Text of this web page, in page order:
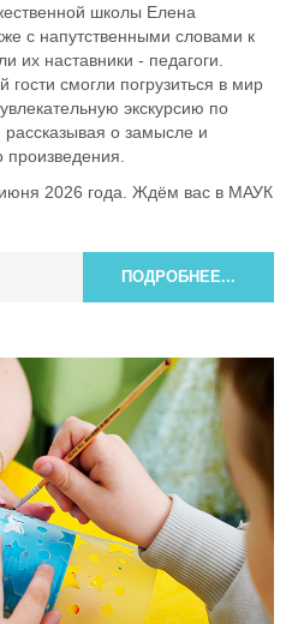
школы Елена
с напутственными словами к
их наставники - педагоги.
смогли погрузиться в мир
экскурсию по
о замысле и
произведения.
2026 года. Ждём вас в МАУК
ПОДРОБНЕЕ...